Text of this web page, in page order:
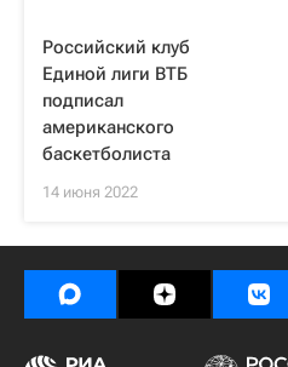
Российский клуб
Единой лиги ВТБ
подписал
американского
баскетболиста
14 июня 2022